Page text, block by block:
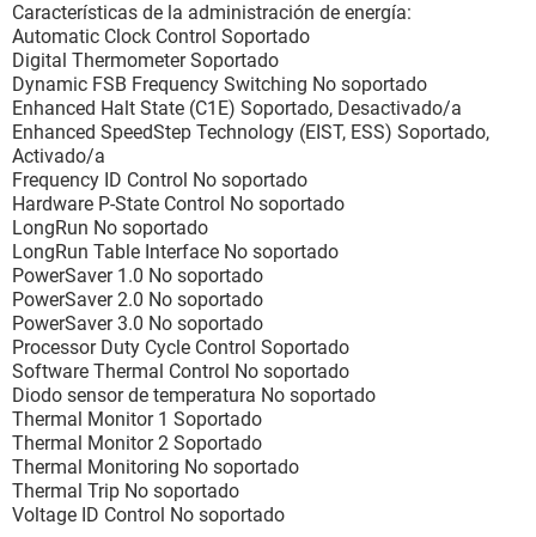
Características de la administración de energía:
Automatic Clock Control Soportado
Digital Thermometer Soportado
Dynamic FSB Frequency Switching No soportado
Enhanced Halt State (C1E) Soportado, Desactivado/a
Enhanced SpeedStep Technology (EIST, ESS) Soportado,
Activado/a
Frequency ID Control No soportado
Hardware P-State Control No soportado
LongRun No soportado
LongRun Table Interface No soportado
PowerSaver 1.0 No soportado
PowerSaver 2.0 No soportado
PowerSaver 3.0 No soportado
Processor Duty Cycle Control Soportado
Software Thermal Control No soportado
Diodo sensor de temperatura No soportado
Thermal Monitor 1 Soportado
Thermal Monitor 2 Soportado
Thermal Monitoring No soportado
Thermal Trip No soportado
Voltage ID Control No soportado